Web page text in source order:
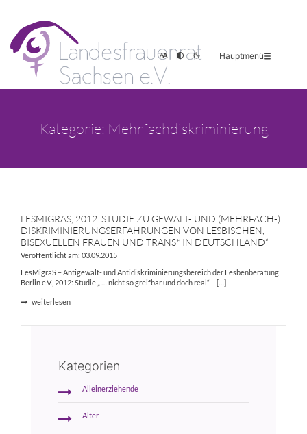
Hauptmenü
Kategorie: Mehrfachdiskriminierung
LESMIGRAS, 2012: STUDIE ZU GEWALT- UND (MEHRFACH-)
DISKRIMINIERUNGSERFAHRUNGEN VON LESBISCHEN,
BISEXUELLEN FRAUEN UND TRANS* IN DEUTSCHLAND“
Veröffentlicht am: 03.09.2015
LesMigraS – Antigewalt- und Antidiskriminierungsbereich der Lesbenberatung
Berlin e.V., 2012: Studie „ … nicht so greifbar und doch real“ – […]
weiterlesen
Kategorien
Alleinerziehende
Alter